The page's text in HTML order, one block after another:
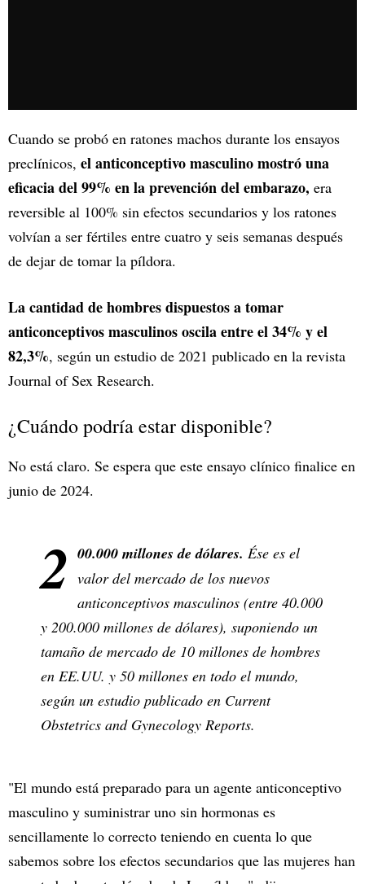
Cuando se probó en ratones machos durante los ensayos
preclínicos, el anticonceptivo masculino mostró una
eficacia del 99% en la prevención del embarazo, era
reversible al 100% sin efectos secundarios y los ratones
volvían a ser fértiles entre cuatro y seis semanas después
de dejar de tomar la píldora.
La cantidad de hombres dispuestos a tomar
anticonceptivos masculinos oscila entre el 34% y el
82,3%, según un estudio de 2021 publicado en la revista
Journal of Sex Research.
¿Cuándo podría estar disponible?
No está claro. Se espera que este ensayo clínico finalice en
junio de 2024.
2 00.000 millones de dólares. Ése es el
valor del mercado de los nuevos
anticonceptivos masculinos (entre 40.000
y 200.000 millones de dólares), suponiendo un
tamaño de mercado de 10 millones de hombres
en EE.UU. y 50 millones en todo el mundo,
según un estudio publicado en Current
Obstetrics and Gynecology Reports.
"El mundo está preparado para un agente anticonceptivo
masculino y suministrar uno sin hormonas es
sencillamente lo correcto teniendo en cuenta lo que
sabemos sobre los efectos secundarios que las mujeres han